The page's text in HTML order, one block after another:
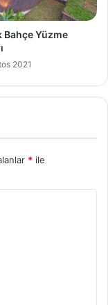
Bahçe Yüzme
2021
* ile